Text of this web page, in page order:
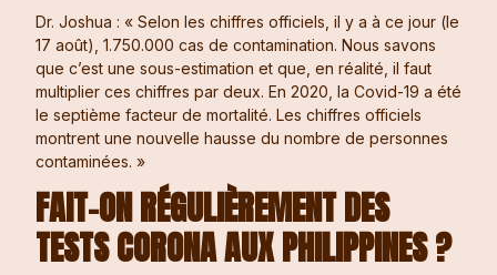
Dr. Joshua : « Selon les chiffres officiels, il y a à ce jour (le
17 août), 1.750.000 cas de contamination. Nous savons
que c’est une sous-estimation et que, en réalité, il faut
multiplier ces chiffres par deux. En 2020, la Covid-19 a été
le septième facteur de mortalité. Les chiffres officiels
montrent une nouvelle hausse du nombre de personnes
contaminées. »
FAIT-ON RÉGULIÈREMENT DES
TESTS CORONA AUX PHILIPPINES ?